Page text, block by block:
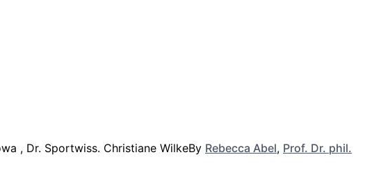
By Rebecca Abel, Prof. Dr. phil.